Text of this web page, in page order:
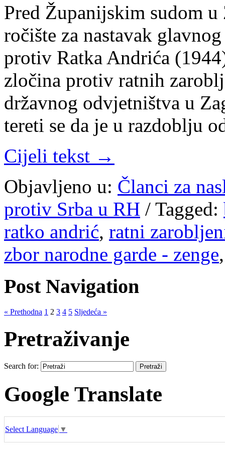
Pred Županijskim sudom u
ročište za nastavak
protiv Ratka Andrića
zločina protiv ratnih
državnog odvjetništva u
tereti se da je u razdoblju
Cijeli tekst →
Objavljeno u: Članci za
protiv Srba u RH / Tagged:
ratko andrić, ratni
zbor narodne garde - zenge
Post Navigation
« Prethodna 1 2 3 4 5 Sljedeća »
Pretraživanje
Search for:
Google Translate
Select Language ▼